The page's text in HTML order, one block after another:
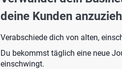
deine Kunden
Verabschiede dich von alten,
Du bekommst täglich eine neue
einschwingt.